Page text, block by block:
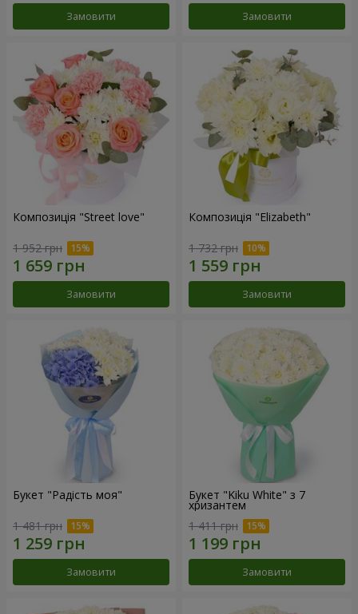
Замовити Замовити
Композиція "Street love"
1 952 грн
Замовити
Композиція "Elizabeth"
1 732 грн
Замовити
Букет "Радість моя"
1 481 грн
Замовити
Букет "Kiku White" з 7
хризантем
1 411 грн
Замовити